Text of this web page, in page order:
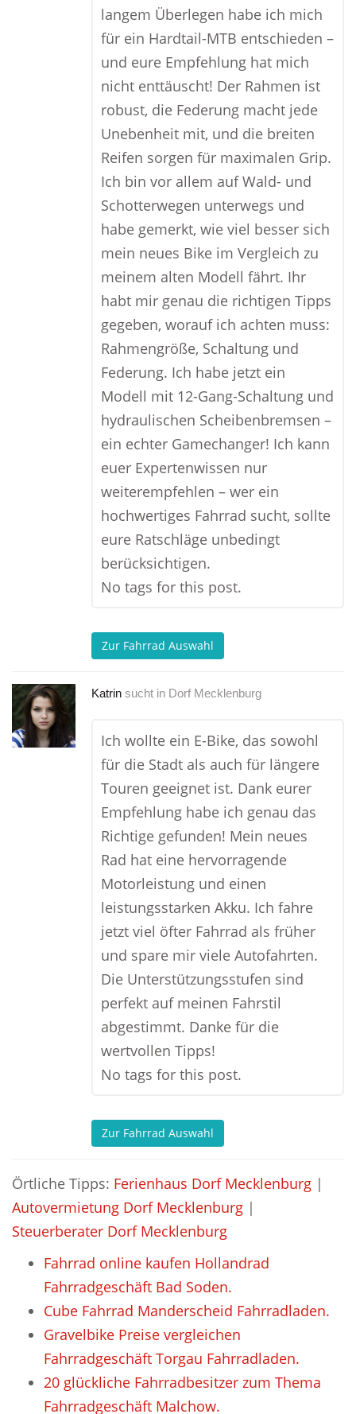
langem Überlegen habe ich mich
für ein Hardtail-MTB entschieden –
und eure Empfehlung hat mich
nicht enttäuscht! Der Rahmen ist
robust, die Federung macht jede
Unebenheit mit, und die breiten
Reifen sorgen für maximalen Grip.
Ich bin vor allem auf Wald- und
Schotterwegen unterwegs und
habe gemerkt, wie viel besser sich
mein neues Bike im Vergleich zu
meinem alten Modell fährt. Ihr
habt mir genau die richtigen Tipps
gegeben, worauf ich achten muss:
Rahmengröße, Schaltung und
Federung. Ich habe jetzt ein
Modell mit 12-Gang-Schaltung und
hydraulischen Scheibenbremsen –
ein echter Gamechanger! Ich kann
euer Expertenwissen nur
weiterempfehlen – wer ein
hochwertiges Fahrrad sucht, sollte
eure Ratschläge unbedingt
berücksichtigen.
No tags for this post.
Zur Fahrrad Auswahl
Katrin sucht in Dorf Mecklenburg
Ich wollte ein E-Bike, das sowohl
für die Stadt als auch für längere
Touren geeignet ist. Dank eurer
Empfehlung habe ich genau das
Richtige gefunden! Mein neues
Rad hat eine hervorragende
Motorleistung und einen
leistungsstarken Akku. Ich fahre
jetzt viel öfter Fahrrad als früher
und spare mir viele Autofahrten.
Die Unterstützungsstufen sind
perfekt auf meinen Fahrstil
abgestimmt. Danke für die
wertvollen Tipps!
No tags for this post.
Zur Fahrrad Auswahl
Örtliche Tipps: Ferienhaus Dorf Mecklenburg |
Autovermietung Dorf Mecklenburg |
Steuerberater Dorf Mecklenburg
Fahrrad online kaufen Hollandrad
Fahrradgeschäft Bad Soden.
Cube Fahrrad Manderscheid Fahrradladen.
Gravelbike Preise vergleichen
Fahrradgeschäft Torgau Fahrradladen.
20 glückliche Fahrradbesitzer zum Thema
Fahrradgeschäft Malchow.